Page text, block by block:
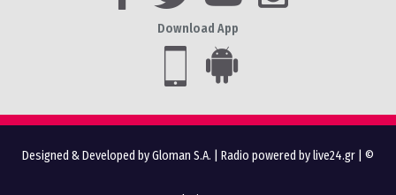
Download App
Designed & Developed by Gloman S.A. Radio powered by live24.gr | ©